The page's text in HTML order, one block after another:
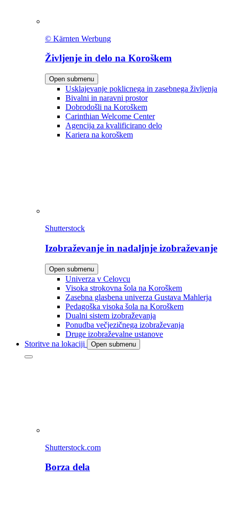
© Kärnten Werbung
Življenje in delo na Koroškem
Open submenu
Usklajevanje poklicnega in zasebnega življenja
Bivalni in naravni prostor
Dobrodošli na Koroškem
Carinthian Welcome Center
Agencija za kvalificirano delo
Kariera na koroškem
Shutterstock
Izobraževanje in nadaljnje izobraževanje
Open submenu
Univerza v Celovcu
Visoka strokovna šola na Koroškem
Zasebna glasbena univerza Gustava Mahlerja
Pedagoška visoka šola na Koroškem
Dualni sistem izobraževanja
Ponudba večjezičnega izobraževanja
Druge izobraževalne ustanove
Storitve na lokaciji
Open submenu
Shutterstock.com
Borza dela